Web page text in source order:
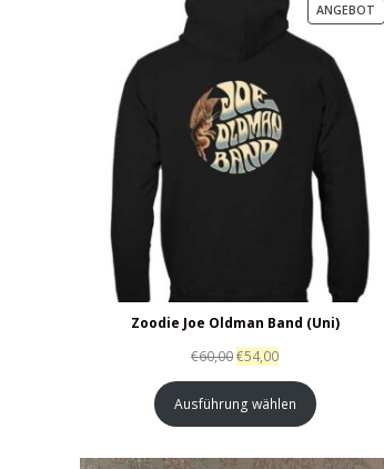
ANGEBOT
IM
Zoodie Joe Oldman Band (Uni)
€60,00€54,00
Ausführung wählen